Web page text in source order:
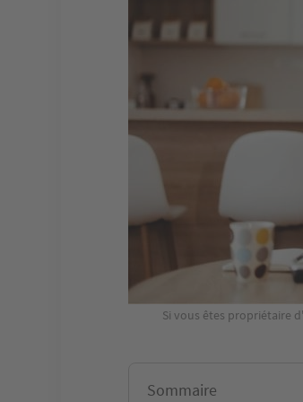
Si vous êtes propriétaire
Sommaire